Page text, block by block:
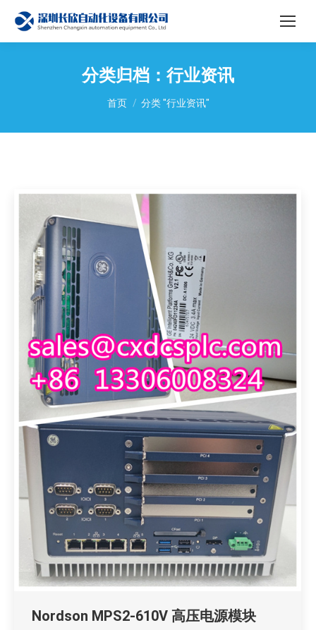
分类归档： 行业资讯
您在这里：
首页 分类 "行业资讯"
Nordson MPS2-610V 高压电源模块